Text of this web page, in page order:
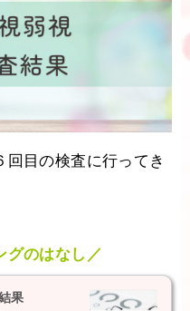
目の検査に行ってき
グのはなし／
果